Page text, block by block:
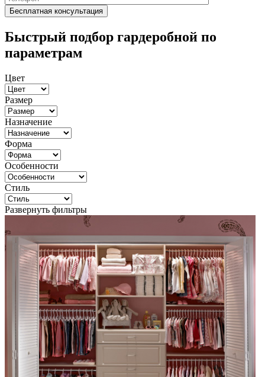
Быстрый подбор гардеробной по
параметрам
Цвет
Размер
Назначение
Форма
Особенности
Стиль
Развернуть фильтры